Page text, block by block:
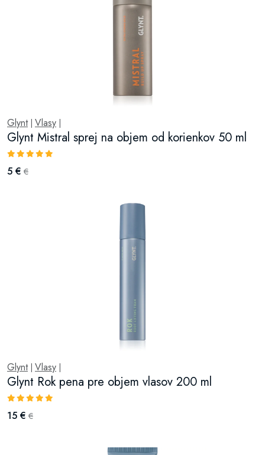
Glynt| Vlasy
Glynt Mistral sprej na objem od korienkov 50 ml
5 € €
Glynt| Vlasy
Glynt Rok pena pre objem vlasov 200 ml
15 € €